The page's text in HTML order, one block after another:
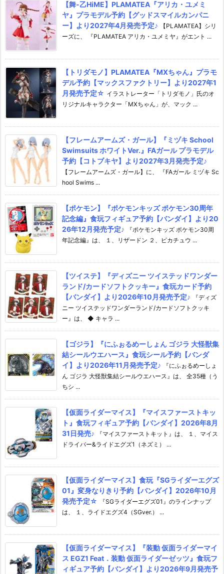
【舞-乙HiME】PLAMATEA『アリカ・ユメミ
ヤ』プラモデル予約【グッドスマイルカンパニ
ー】より2027年4月発売予定♪
【PLAMATEA】シリ
ーズに、 『PLAMATEA アリカ・ユメミヤ』がエント ...
【トリダモノ】PLAMATEA『MXちゃん』プラモ
デル予約【マックスファクトリー】より2027年1
月発売予定☆ イラストレーター「トリダモノ」氏のオ
リジナルキャラクター「MXちゃん」が、マック ...
【フレームアームズ・ガール】『ミヅキ School
Swimsuits ホワイトVer.』FAガール プラモデル
予約【コトブキヤ】より2027年3月発売予定♪
【フレームアームズ・ガール】に、 『FAガール ミヅキ Sc
hool Swims ...
【ポケモン】『ポケモンキッズ ポケモン30周年
記念編』食玩フィギュア予約【バンダイ】より20
26年12月発売予定♪
『ポケモンキッズ ポケモン30周
年記念編』は、 １、リザードン ２、ピカチュウ ...
【ツイステ】『ディズニー ツイステッドワンダー
ランド/カードソフトクッキー』食玩カード予約
【バンダイ】より2026年10月発売予定♪
『ディズ
ニー ツイステッドワンダーランド/カードソフトクッキ
ー』は、 ◆ キャラ ...
【ゴジラ】『にふぉるめーしょん ゴジラ 大怪獣集
結シールウエハース』食玩シール予約【バンダ
イ】より2026年11月発売予定♪
『にふぉるめーしょ
ん ゴジラ 大怪獣集結シールウエハース』は、 全35種（う
ちシ ...
【仮面ライダーマイス】『マイスファーストキッ
ト』食玩フィギュア予約【バンダイ】2026年8月
31日発売♪
『マイスファーストキット』は、 １、マイス
ドライバー&ライドエグズ1（ネズミ） ...
【仮面ライダーマイス】食玩『SGライダーエグズ
01』変身なりきり予約【バンダイ】2026年10月
発売予定☆
『SGライダーエグズ01』のラインナップ
は、 １、ライドエグズ4（SGver.） ...
【仮面ライダーマイス】『装動 仮面ライダーマイ
ス EGZ1 Feat．装動 仮面ライダーゼッツ』食玩フ
ィギュア予約【バンダイ】より2026年9月発売予